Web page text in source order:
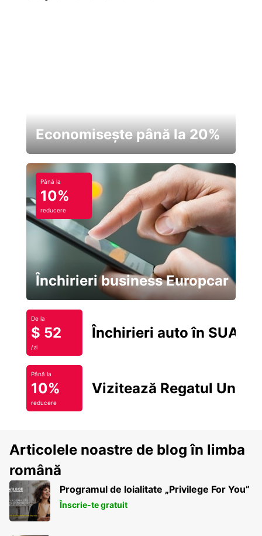
Economisește până la 20%
Până la
10%
reducere
Închirieri business Europcar
De la
$ 52
/zi
Închirieri auto în SUA
Până la
10%
reducere
Vizitează Regatul Unit
Articolele noastre de blog în limba
română
Programul de loialitate „Privilege For You”
Înscrie-te gratuit